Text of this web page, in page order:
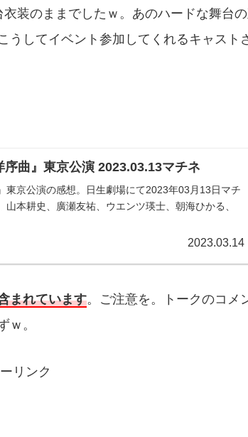
装のままでしたｗ。あのハードな舞台
うしてイベント参加してくれるキャスト
序曲』東京公演 2023.03.13マチネ
東京公演の感想。日生劇場にて2023年03月13日マチ
山本耕史、廣瀬友祐、ウエンツ瑛士、朝海ひかる、
2023.03.14
まれています。ご注意を。トークのコメ
ｗ。
リンク